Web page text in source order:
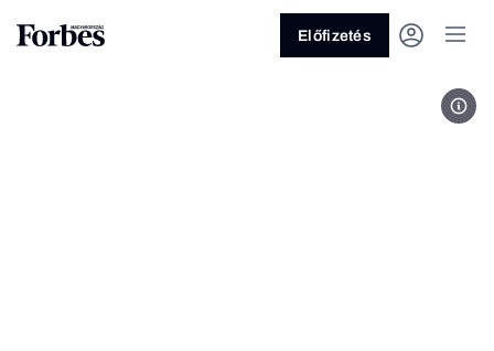
Előfizetés